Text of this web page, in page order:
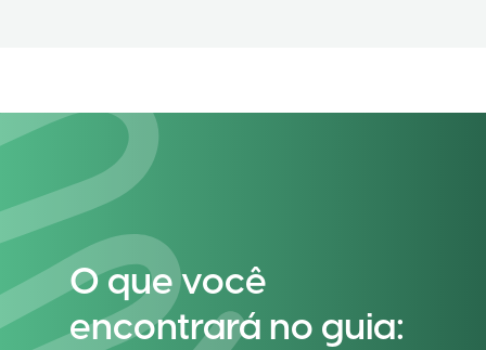
O que você
encontrará no guia: